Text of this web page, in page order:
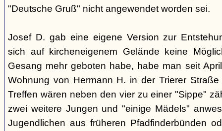
"Deutsche Gruß" nicht angewendet worden sei.
Josef D. gab eine eigene Version zur
sich auf kircheneigenem Gelände keine
Gesang mehr geboten habe, habe man seit
Wohnung von Hermann H. in der Trierer
Treffen wären neben den vier zu einer "Sippe"
zwei weitere Jungen und "einige Mädels"
Jugendlichen aus früheren Pfadfinderbünden